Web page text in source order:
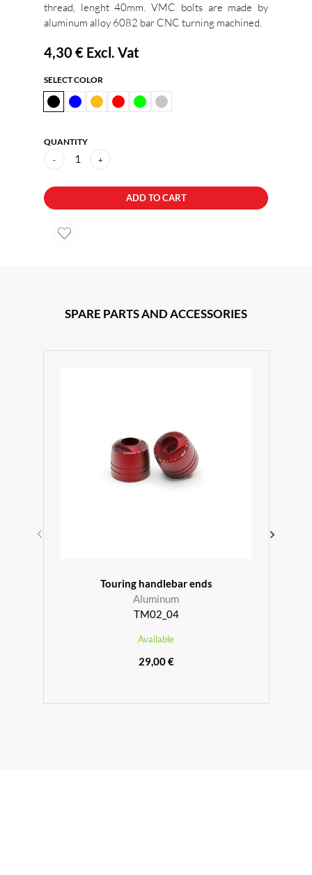
thread, lenght 40mm. VMC bolts are made by
aluminum alloy 6082 bar CNC turning machined.
4,30 € Excl. Vat
SELECT COLOR
QUANTITY
- 1 +
ADD TO CART
SPARE PARTS AND ACCESSORIES
Touring handlebar ends
Aluminum
TM02_04
Available
29,00 €